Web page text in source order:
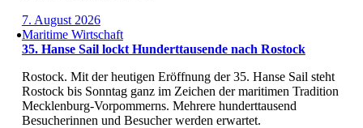
7. August 2026
Maritime Wirtschaft
35. Hanse Sail lockt Hunderttausende nach Rostock
Rostock. Mit der heutigen Eröffnung der 35. Hanse Sail steht
Rostock bis Sonntag ganz im Zeichen der maritimen Tradition
Meck­lenburg-Vorpommerns. Mehrere hunderttausend
Besucherinnen und Besucher werden erwartet.